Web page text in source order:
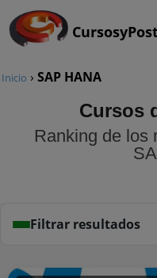
Inicio › SAP HANA
Cursos
Ranking de los
Filtrar resultados